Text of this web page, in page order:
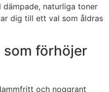
dämpade, naturliga toner
dig till ett val som åldras
som förhöjer
och noggrant